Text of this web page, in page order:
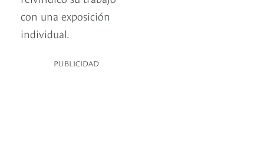
con una exposición
individual.
PUBLICIDAD